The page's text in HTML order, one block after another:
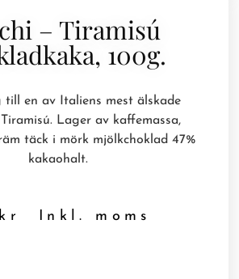
– Tiramisú
100g.
till en av Italiens mest älskade
Lager av kaffemassa,
täck i mörk mjölkchoklad 47%
kakaohalt.
kr Inkl. moms